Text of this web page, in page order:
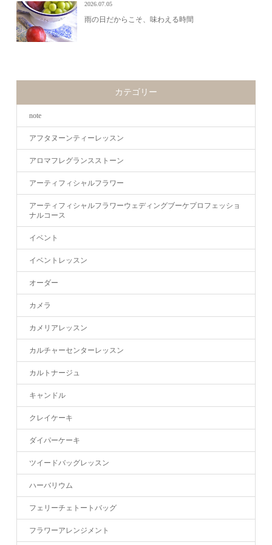
2026.07.05
雨の日だからこそ、味わえる時間
カテゴリー
note
アフタヌーンティーレッスン
アロマフレグランスストーン
アーティフィシャルフラワー
アーティフィシャルフラワーウェディングブーケプロフェッショ
ナルコース
イベント
イベントレッスン
オーダー
カメラ
カメリアレッスン
カルチャーセンターレッスン
カルトナージュ
キャンドル
クレイケーキ
ダイパーケーキ
ツイードバッグレッスン
ハーバリウム
フェリーチェトートバッグ
フラワーアレンジメント